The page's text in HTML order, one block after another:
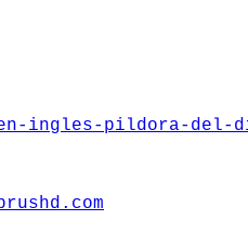
ingles-pildora-del-